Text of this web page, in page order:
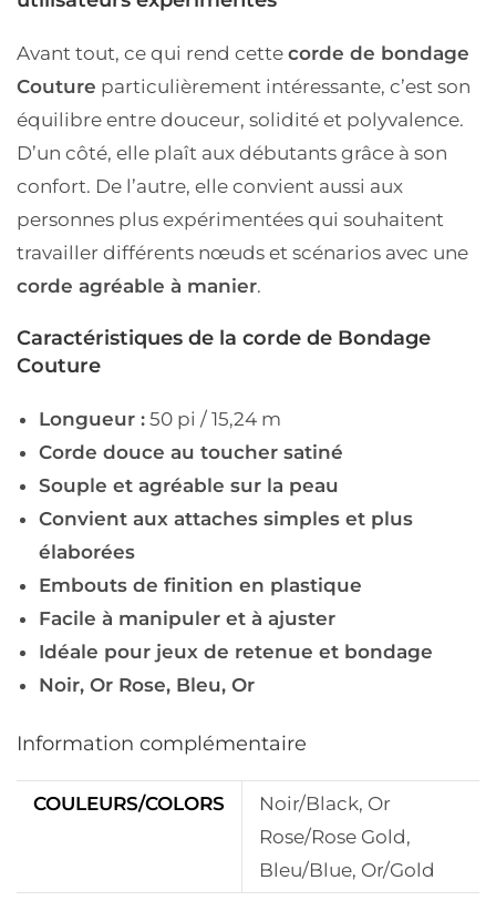
Avant tout, ce qui rend cette corde de bondage
Couture particulièrement intéressante, c’est son
équilibre entre douceur, solidité et polyvalence.
D’un côté, elle plaît aux débutants grâce à son
confort. De l’autre, elle convient aussi aux
personnes plus expérimentées qui souhaitent
travailler différents nœuds et scénarios avec une
corde agréable à manier.
Caractéristiques de la corde de Bondage
Couture
Longueur : 50 pi / 15,24 m
Corde douce au toucher satiné
Souple et agréable sur la peau
Convient aux attaches simples et plus
élaborées
Embouts de finition en plastique
Facile à manipuler et à ajuster
Idéale pour jeux de retenue et bondage
Noir, Or Rose, Bleu, Or
Information complémentaire
COULEURS/COLORS
Noir/Black, Or
Rose/Rose Gold,
Bleu/Blue, Or/Gold